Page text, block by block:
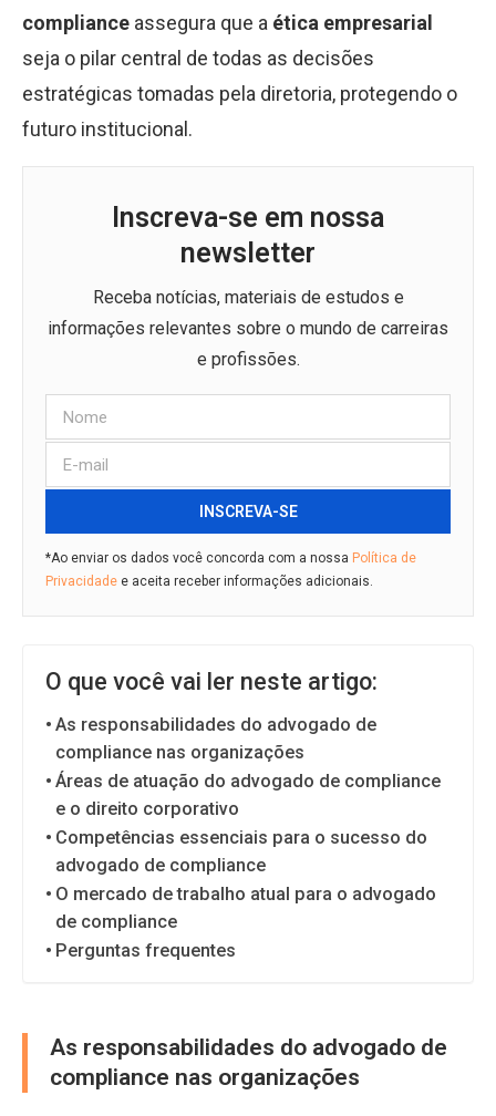
compliance assegura que a ética empresarial
seja o pilar central de todas as decisões
estratégicas tomadas pela diretoria, protegendo o
futuro institucional.
Inscreva-se em nossa
newsletter
Receba notícias, materiais de estudos e
informações relevantes sobre o mundo de carreiras
e profissões.
INSCREVA-SE
*Ao enviar os dados você concorda com a nossa Política de
Privacidade e aceita receber informações adicionais.
O que você vai ler neste artigo:
As responsabilidades do advogado de
compliance nas organizações
Áreas de atuação do advogado de compliance
e o direito corporativo
Competências essenciais para o sucesso do
advogado de compliance
O mercado de trabalho atual para o advogado
de compliance
Perguntas frequentes
As responsabilidades do advogado de
compliance nas organizações